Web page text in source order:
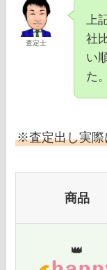
査定士
上
社
い
た。
※査定出し実際
商品
👑